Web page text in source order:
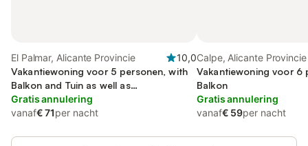
El Palmar, Alicante Provincie
10,0
Vakantiewoning voor 5 personen, with
Balkon and Tuin as well as
Kinderzwembad
Gratis annulering
vanaf€ 71per nacht
Calpe, Alicante Provincie
Vakantiewoning voor 6
Balkon
Gratis annulering
vanaf€ 59per nacht